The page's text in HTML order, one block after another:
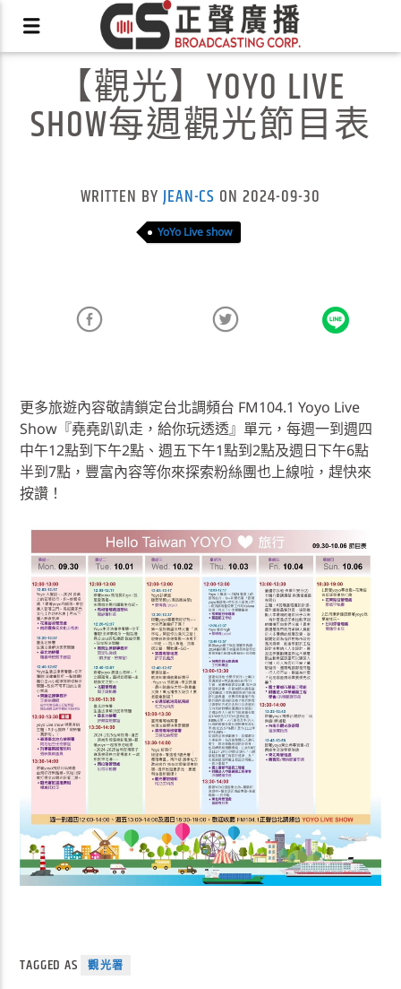
X
【觀光】YOYO LIVE
SHOW每週觀光節目表
WRITTEN BY JEAN-CS ON 2024-09-30
YoYo Live show
更多旅遊內容敬請鎖定台北調頻台 FM104.1 Yoyo Live
Show『堯堯趴趴走，給你玩透透』單元，每週一到週四
中午12點到下午2點、週五下午1點到2點及週日下午6點
半到7點，豐富內容等你來探索粉絲團也上線啦，趕快來
按讚！
TAGGED AS 觀光署